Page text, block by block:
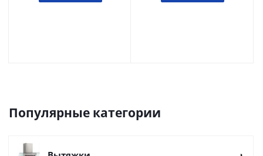
Популярные категории